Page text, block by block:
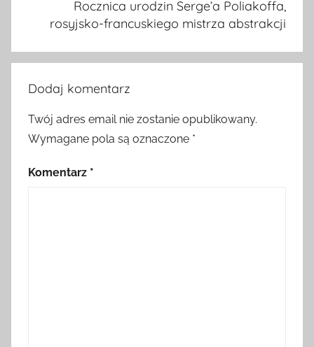
Rocznica urodzin Serge’a Poliakoffa,
rosyjsko-francuskiego mistrza abstrakcji
Dodaj komentarz
Twój adres email nie zostanie opublikowany.
Wymagane pola są oznaczone *
Komentarz *